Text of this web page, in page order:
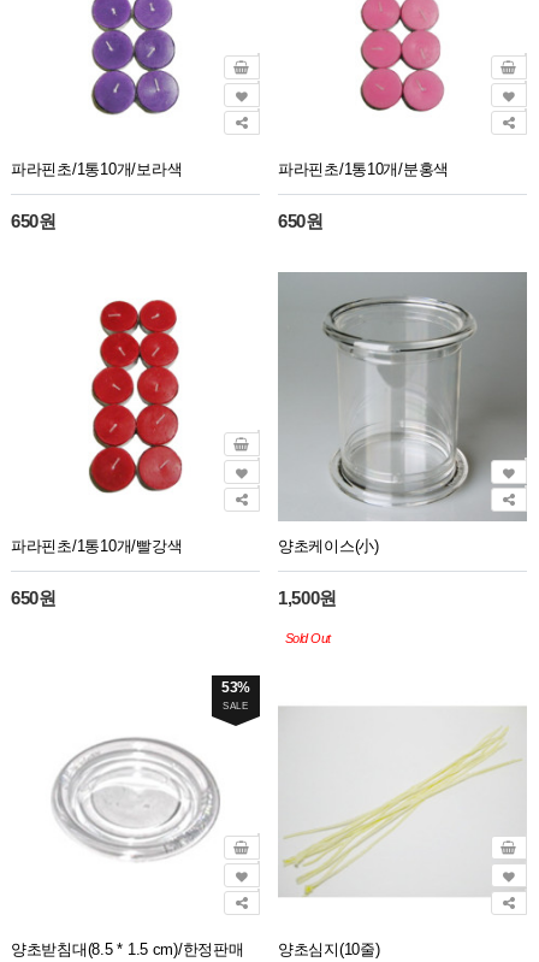
파라핀초/1통10개/보라색
650원
파라핀초/1통10개/분홍색
650원
파라핀초/1통10개/빨강색
650원
양초케이스(小)
1,500원
Sold Out
53%
SALE
양초받침대(8.5 * 1.5 cm)/한정판매 양초심지(10줄)